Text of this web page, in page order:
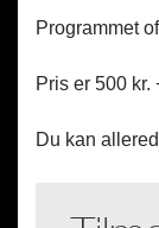
Programmet
Pris er 500 kr.
Du kan